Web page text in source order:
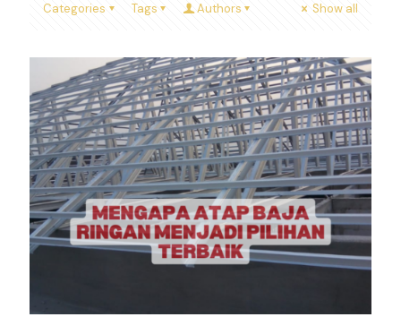
Categories Tags Authors Show all